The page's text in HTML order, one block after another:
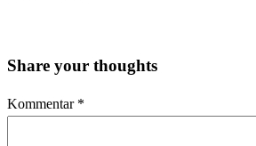
Share your thoughts
Kommentar *